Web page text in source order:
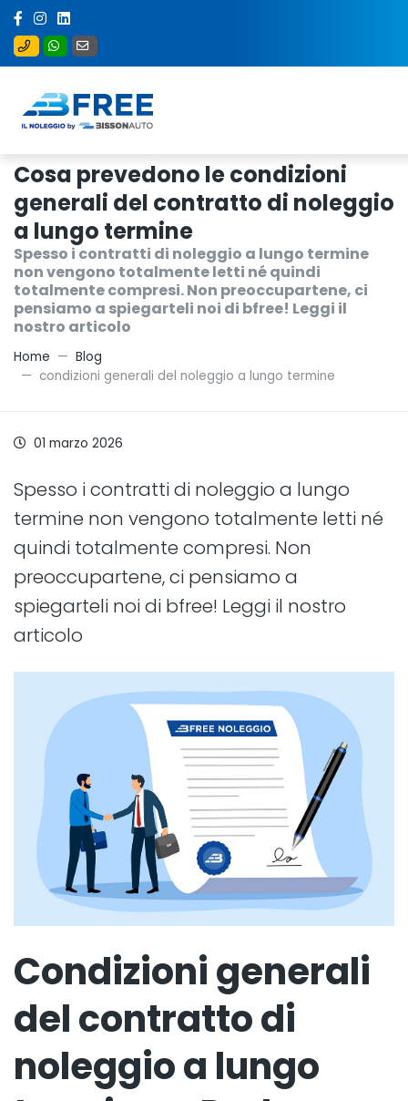
Cosa prevedono le condizioni
generali del contratto di noleggio
a lungo termine
Spesso i contratti di noleggio a lungo termine
non vengono totalmente letti né quindi
totalmente compresi. Non preoccupartene, ci
pensiamo a spiegarteli noi di bfree! Leggi il
nostro articolo
Home
Blog
condizioni generali del noleggio a lungo termine
01 marzo 2026
Spesso i contratti di noleggio a lungo
termine non vengono totalmente letti né
quindi totalmente compresi. Non
preoccupartene, ci pensiamo a
spiegarteli noi di bfree! Leggi il nostro
articolo
Condizioni generali
del contratto di
noleggio a lungo